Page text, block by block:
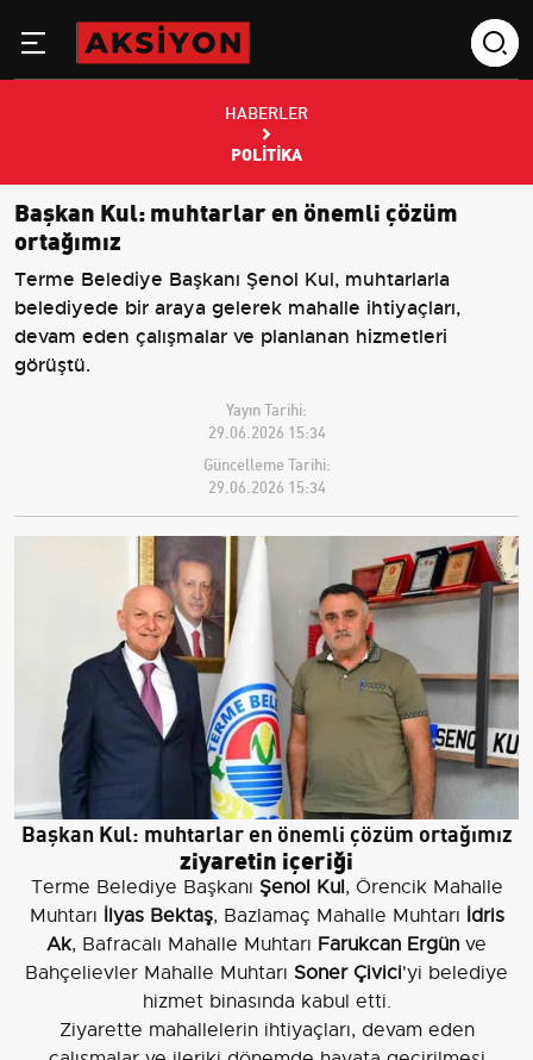
HABERLER
POLITIKA
Başkan Kul: muhtarlar en önemli çözüm
ortağımız
Terme Belediye Başkanı Şenol Kul, muhtarlarla
belediyede bir araya gelerek mahalle ihtiyaçları,
devam eden çalışmalar ve planlanan hizmetleri
görüştü.
Yayın Tarihi:
29.06.2026 15:34
Güncelleme Tarihi:
29.06.2026 15:34
Başkan Kul: muhtarlar en önemli çözüm ortağımız
ziyaretin içeriği
Terme Belediye Başkanı Şenol Kul, Örencik Mahalle
Muhtarı İlyas Bektaş, Bazlamaç Mahalle Muhtarı İdris
Ak, Bafracalı Mahalle Muhtarı Farukcan Ergün ve
Bahçelievler Mahalle Muhtarı Soner Çivici'yi belediye
hizmet binasında kabul etti.
Ziyarette mahallelerin ihtiyaçları, devam eden